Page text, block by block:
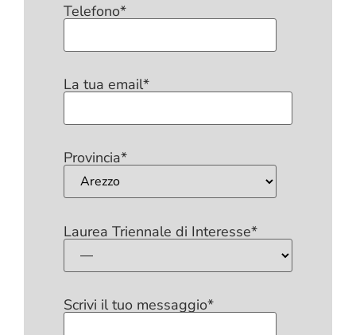
Telefono*
La tua email*
Provincia*
Laurea Triennale di Interesse*
Scrivi il tuo messaggio*